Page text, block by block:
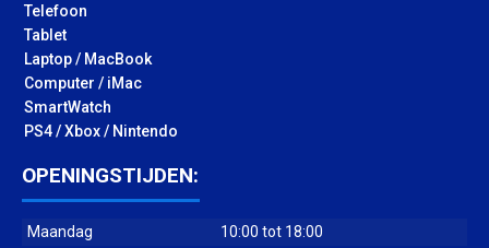
Telefoon
Tablet
Laptop / MacBook
Computer / iMac
SmartWatch
PS4 / Xbox / Nintendo
OPENINGSTIJDEN:
Maandag
10:00 tot 18:00